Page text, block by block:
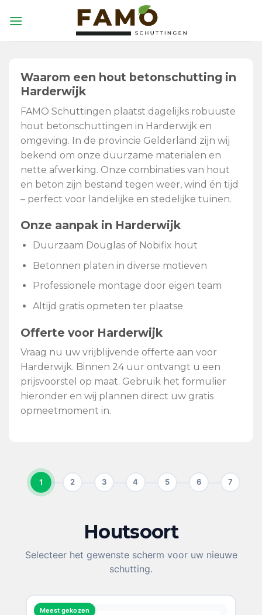
Waarom een hout betonschutting in
Harderwijk
FAMO Schuttingen plaatst dagelijks robuuste
hout betonschuttingen in Harderwijk en
omgeving. In de provincie Gelderland zijn wij
bekend om onze duurzame materialen en
nette afwerking. Onze combinaties van hout
en beton zijn bestand tegen weer, wind én tijd
– perfect voor landelijke en stedelijke tuinen.
Onze aanpak in Harderwijk
Duurzaam Douglas of Nobifix hout
Betonnen platen in diverse motieven
Professionele montage door eigen team
Altijd gratis opmeten ter plaatse
Offerte voor Harderwijk
Vraag nu uw vrijblijvende offerte aan voor
Harderwijk. Binnen 24 uur ontvangt u een
prijsvoorstel op maat. Gebruik het formulier
hieronder en wij plannen direct uw gratis
opmeetmoment in.
1 2 3 4 5 6 7
KIES UW HOUTSOORTHoutsoort
Selecteer het gewenste scherm voor uw nieuwe
schutting.
Meest gekozen